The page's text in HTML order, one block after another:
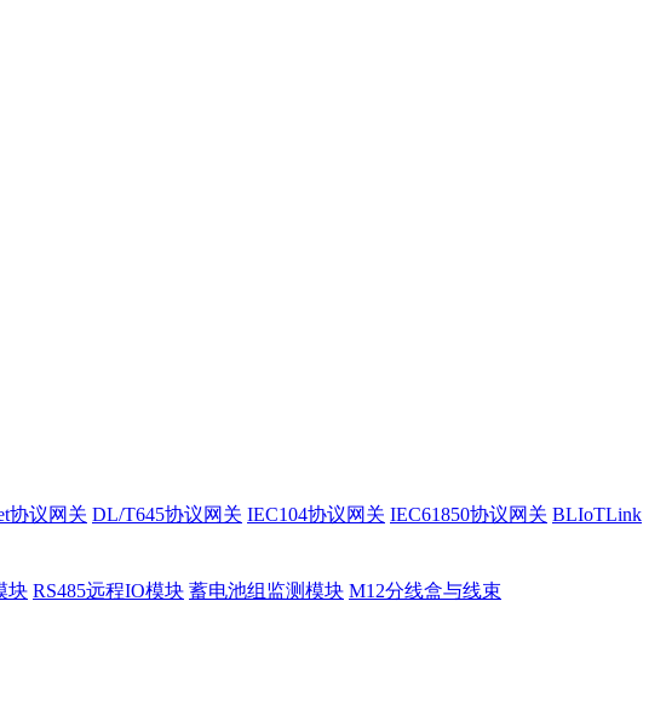
协议网关 DL/T645协议网关 IEC104协议网关 IEC61850协议网关 BLIoTLink
块 RS485远程IO模块 蓄电池组监测模块 M12分线盒与线束